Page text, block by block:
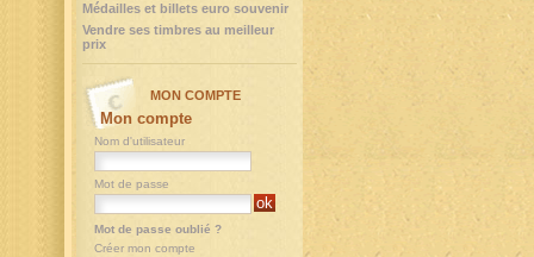
Médailles et billets euro souvenir
Vendre ses timbres au meilleur
prix
MON COMPTE
Mon compte
Nom d'utilisateur
Mot de passe
Mot de passe oublié ?
Créer mon compte